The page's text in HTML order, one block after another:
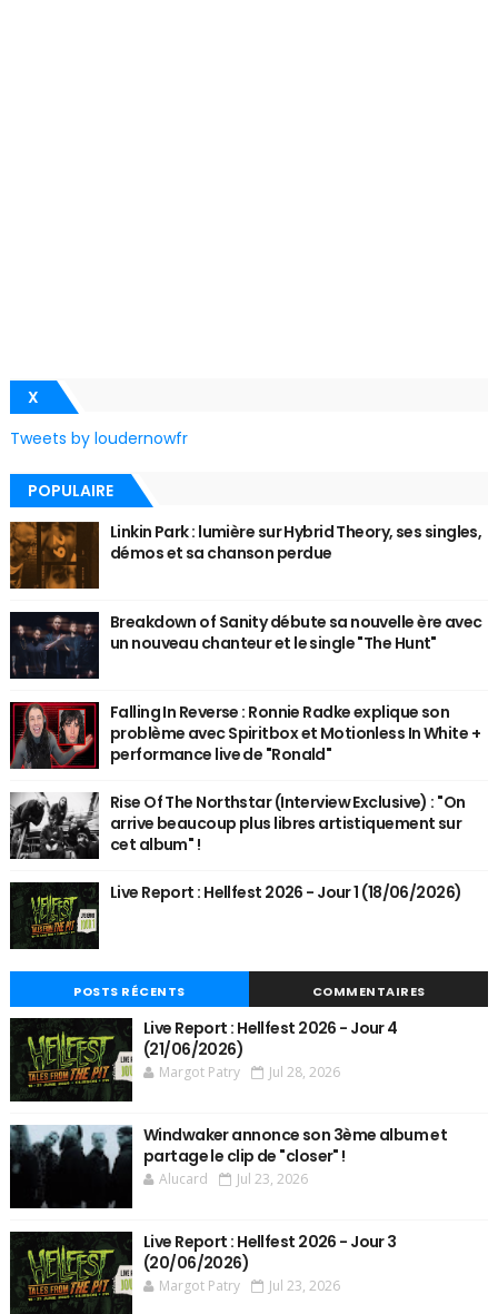
X
Tweets by loudernowfr
POPULAIRE
Linkin Park : lumière sur Hybrid Theory, ses singles,
démos et sa chanson perdue
Breakdown of Sanity débute sa nouvelle ère avec
un nouveau chanteur et le single "The Hunt"
Falling In Reverse : Ronnie Radke explique son
problème avec Spiritbox et Motionless In White +
performance live de "Ronald"
Rise Of The Northstar (Interview Exclusive) : "On
arrive beaucoup plus libres artistiquement sur
cet album" !
Live Report : Hellfest 2026 - Jour 1 (18/06/2026)
POSTS RÉCENTS COMMENTAIRES
Live Report : Hellfest 2026 - Jour 4
(21/06/2026)
Margot Patry Jul 28, 2026
Windwaker annonce son 3ème album et
partage le clip de "closer" !
Alucard Jul 23, 2026
Live Report : Hellfest 2026 - Jour 3
(20/06/2026)
Margot Patry Jul 23, 2026